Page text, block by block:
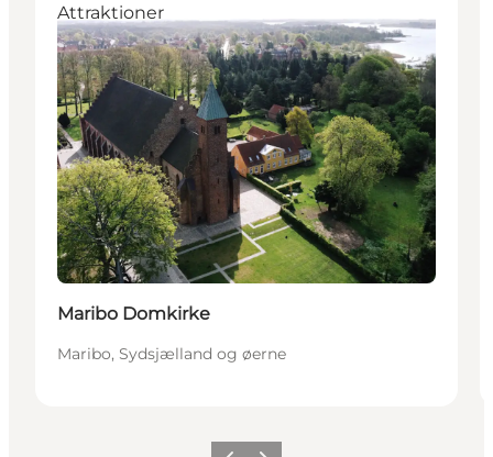
Attraktioner
Maribo Domkirke
Maribo, Sydsjælland og øerne